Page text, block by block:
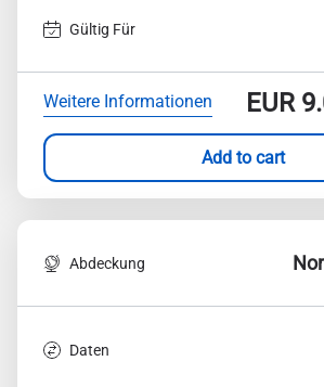
Gültig Für
Weitere Informationen EUR
Add to cart
Abdeckung
Daten